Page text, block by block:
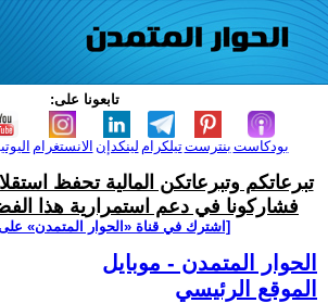
تابعونا على:
الانستغرام لينكدإن تيلكرامبنترست بودكاست
تبرعاتكم وتبرعاتكن المالية تحفظ
فشاركونا في دعم استمرارية هذا
[اشترك في قناة ‫«الحوار المتمدن» على
الحوار المتمدن - موبايل
الموقع الرئيسي